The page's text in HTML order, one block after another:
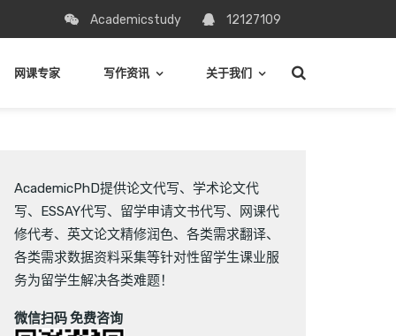
Academicstudy 12127109
网课专家 写作资讯 关于我们
AcademicPhD提供论文代写、 学术论文代
写、 ESSAY代写、 留学申请文书代写、
网课代
修代考、 英文论文精修润色、 各类需求翻译、
各类需求数据资料采集等针对性留学生课业服
务为留学生解决各类难题！
微信扫码 免费咨询